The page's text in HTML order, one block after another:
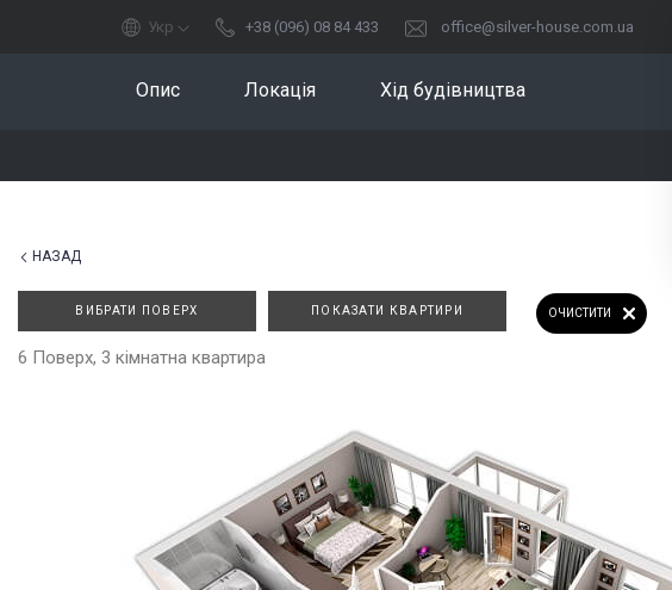
Укр +38 (096) 08 84 433 office@silver-house.com.ua
Опис Локація Хід будівництва
НАЗАД
ВИБРАТИ ПОВЕРХ ПОКАЗАТИ КВАРТИРИ ОЧИСТИТИ
6 Поверх, 3 кімнатна квартира